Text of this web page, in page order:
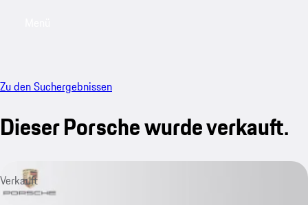
Zu den Suchergebnissen
Dieser Porsche wurde verkauft.
Verkauft